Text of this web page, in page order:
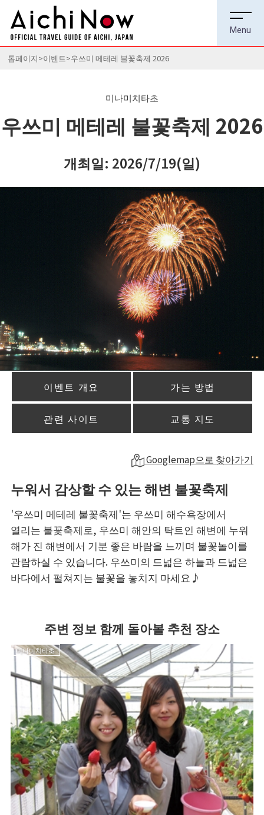
톱페이지 이벤트 우쓰미 메테레 불꽃축제 2026
미나미치타초
우쓰미 메테레 불꽃축제 2026
개최일: 2026/7/19(일)
이벤트 개요 가는 방법
관련 사이트 교통 지도
Googlemap으로 찾아가기
누워서 감상할 수 있는 해변 불꽃축제
'우쓰미 메테레 불꽃축제'는 우쓰미 해수욕장에서
열리는 불꽃축제로, 우쓰미 해안의 탁트인 해변에 누워
해가 진 해변에서 기분 좋은 바람을 느끼며 불꽃놀이를
관람하실 수 있습니다. 우쓰미의 드넓은 하늘과 드넓은
바다에서 펼쳐지는 불꽃을 놓치지 마세요♪
주변 정보 함께 돌아볼 추천 장소
미나미치타초